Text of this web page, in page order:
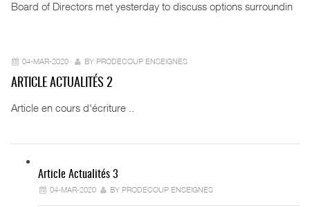
Board of Directors met yesterday to discuss options surroundin
04-MAR-2020 BY PRODECOUP ENSEIGNES
ARTICLE ACTUALITÉS 2
Article en cours d'écriture ..
Article Actualités 3
04-MAR-2020 BY PRODECOUP ENSEIGNES